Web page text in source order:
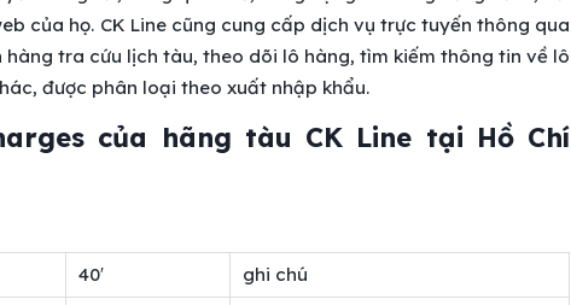
của họ. CK Line cũng cung cấp dịch vụ trực tuyến thông qua
hàng tra cứu lịch tàu, theo dõi lô hàng, tìm kiếm thông tin về lô
được phân loại theo xuất nhập khẩu.
của hãng tàu CK Line tại Hồ Chí
40′ ghi chú